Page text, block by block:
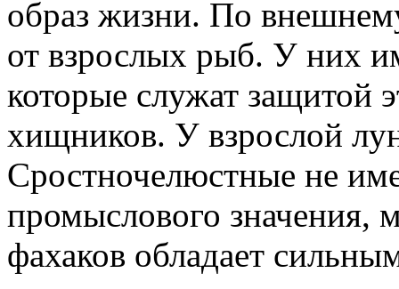
образ жизни. По
от взрослых рыб. У них
которые служат защитой
хищников. У взрослой
Сростночелюстные не
промыслового значения,
фахаков обладает